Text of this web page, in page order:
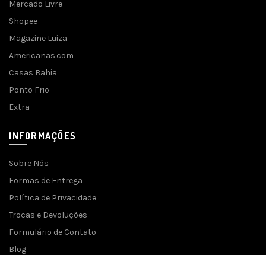
Mercado Livre
Shopee
Magazine Luiza
Americanas.com
Casas Bahia
Ponto Frio
Extra
INFORMAÇÕES
Sobre Nós
Formas de Entrega
Política de Privacidade
Trocas e Devoluções
Formulário de Contato
Blog